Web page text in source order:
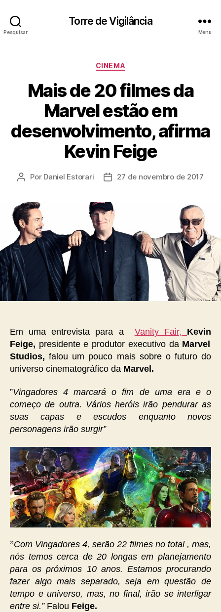
Pesquisar
Torre de Vigilância
Menu
Categorias
CINEMA
Mais de 20 filmes da
Marvel estão em
desenvolvimento, afirma
Kevin Feige
Autor
Por Daniel Estorari
Data27 de novembro de 2017
Em uma entrevista para a Vanity Fair, Kevin
Feige, presidente e produtor executivo da Marvel
Studios,falou um pouco mais sobre o futuro do
universo cinematográfico da Marvel.
”Vingadores 4 marcará o fim de uma era e o
começo de outra. Vários heróis irão pendurar as
suas capas e escudos enquanto novos
personagens irão surgir”
”Com Vingadores 4, serão 22 filmes no total , mas,
nós temos cerca de 20 longas em planejamento
para os próximos 10 anos. Estamos procurando
fazer algo mais separado, seja em questão de
tempo e universo, mas, no final, irão se interligar
entre si.” Falou Feige.